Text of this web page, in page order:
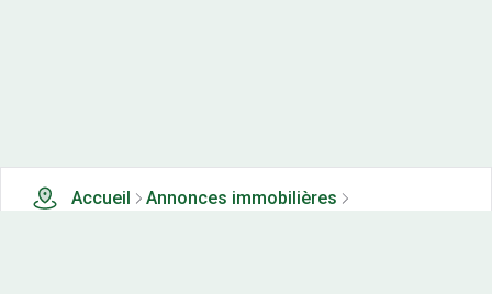
Accueil
Annonces immobilières